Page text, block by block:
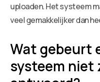
uploaden. Het systeem
veel gemakkelijker dan
Wat gebeurt
systeem niet